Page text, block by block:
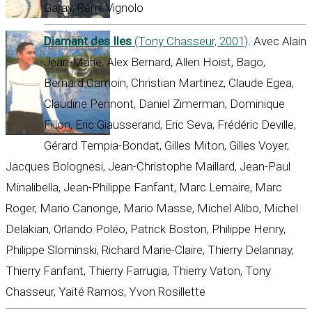
Garay, Rémi Vignolo
Diamant des Iles (Tony Chasseur, 2001). Avec Alain
Jean-Marie, Alex Bernard, Allen Hoist, Bago,
Bernard Camoin, Christian Martinez, Claude Egea,
Claudine Pennont, Daniel Zimerman, Dominique
Fillon, Eric Giausserand, Eric Seva, Frédéric Deville,
Gérard Tempia-Bondat, Gilles Miton, Gilles Voyer,
Jacques Bolognesi, Jean-Christophe Maillard, Jean-Paul
Minalibella, Jean-Philippe Fanfant, Marc Lemaire, Marc
Roger, Mario Canonge, Mario Masse, Michel Alibo, Michel
Delakian, Orlando Poléo, Patrick Boston, Philippe Henry,
Philippe Slominski, Richard Marie-Claire, Thierry Delannay,
Thierry Fanfant, Thierry Farrugia, Thierry Vaton, Tony
Chasseur, Yaité Ramos, Yvon Rosillette